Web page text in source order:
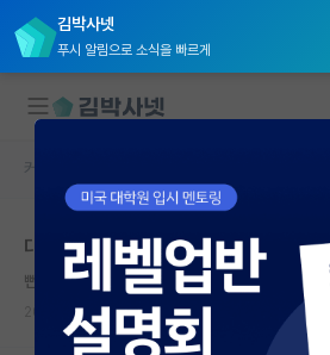
김박사넷
푸시 알림으로 소식을 빠르게
대학원생 모집
국내대학원 정보
연구실&오픈랩
커뮤니티
커뮤니티 홈
대학원 왜왔냐라는 질문에 대한 답변
뻔뻔한 막스 베버
2023.07.17 7 2891